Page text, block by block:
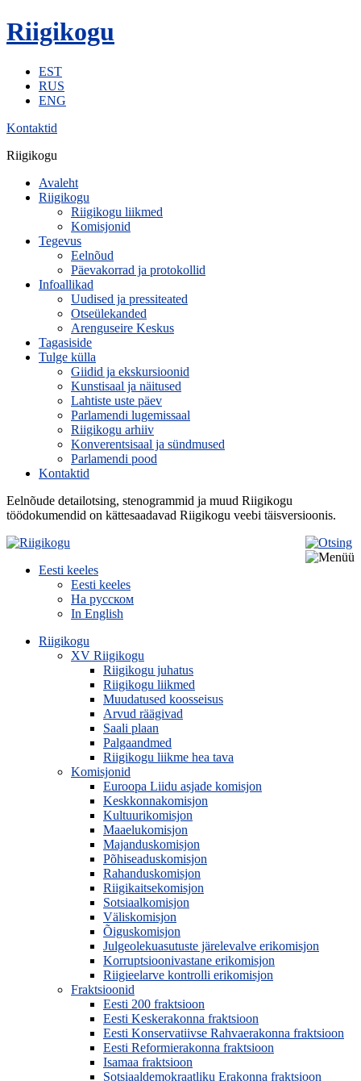
Riigikogu
EST
RUS
ENG
Kontaktid
Riigikogu
Avaleht
Riigikogu
Riigikogu liikmed
Komisjonid
Tegevus
Eelnõud
Päevakorrad ja protokollid
Infoallikad
Uudised ja pressiteated
Otseülekanded
Arenguseire Keskus
Tagasiside
Tulge külla
Giidid ja ekskursioonid
Kunstisaal ja näitused
Lahtiste uste päev
Parlamendi lugemissaal
Riigikogu arhiiv
Konverentsisaal ja sündmused
Parlamendi pood
Kontaktid
Eelnõude detailotsing, stenogrammid ja muud Riigikogu
töödokumendid on kättesaadavad Riigikogu veebi täisversioonis.
Eesti keeles
Eesti keeles
На русском
In English
Riigikogu
XV Riigikogu
Riigikogu juhatus
Riigikogu liikmed
Muudatused koosseisus
Arvud räägivad
Saali plaan
Palgaandmed
Riigikogu liikme hea tava
Komisjonid
Euroopa Liidu asjade komisjon
Keskkonnakomisjon
Kultuurikomisjon
Maaelukomisjon
Majanduskomisjon
Põhiseaduskomisjon
Rahanduskomisjon
Riigikaitsekomisjon
Sotsiaalkomisjon
Väliskomisjon
Õiguskomisjon
Julgeolekuasutuste järelevalve erikomisjon
Korruptsioonivastane erikomisjon
Riigieelarve kontrolli erikomisjon
Fraktsioonid
Eesti 200 fraktsioon
Eesti Keskerakonna fraktsioon
Eesti Konservatiivse Rahvaerakonna fraktsioon
Eesti Reformierakonna fraktsioon
Isamaa fraktsioon
Sotsiaaldemokraatliku Erakonna fraktsioon